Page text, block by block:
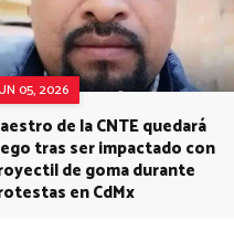
05, 2026
de la CNTE quedará
tras ser impactado con
de goma durante
en CdMx